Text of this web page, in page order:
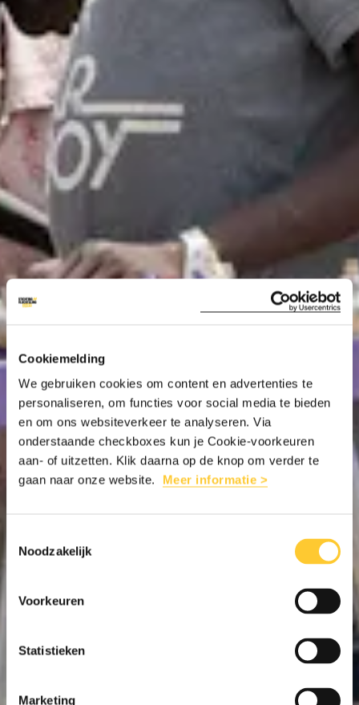
Cookiemelding
We gebruiken cookies om content en advertenties te
personaliseren, om functies voor social media te bieden
en om ons websiteverkeer te analyseren. Via
onderstaande checkboxes kun je Cookie-voorkeuren
aan- of uitzetten. Klik daarna op de knop om verder te
gaan naar onze website. Meer informatie >
Noodzakelijk
Voorkeuren
Statistieken
Marketing